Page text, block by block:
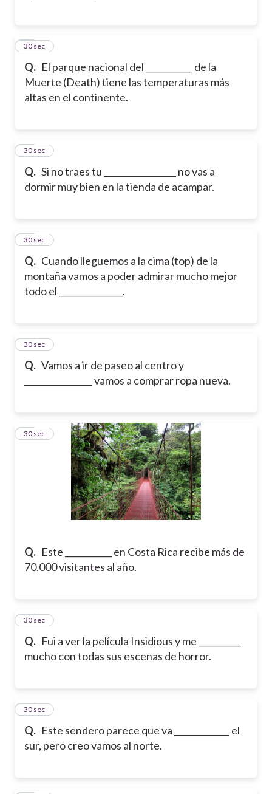
Q. El parque nacional del ___________ de la
Muerte (Death) tiene las temperaturas más
altas en el continente.
20
30 sec
Q. Si no traes tu _________________ no vas a
dormir muy bien en la tienda de acampar.
21
30 sec
Q. Cuando lleguemos a la cima (top) de la
montaña vamos a poder admirar mucho mejor
todo el _______________.
22
30 sec
Q. Vamos a ir de paseo al centro y
________________ vamos a comprar ropa nueva.
23
30 sec
Q. Este ___________ en Costa Rica recibe más de
70.000 visitantes al año.
24
30 sec
Q. Fui a ver la película Insidious y me __________
mucho con todas sus escenas de horror.
25
30 sec
Q. Este sendero parece que va _____________ el
sur, pero creo vamos al norte.
26
30 sec